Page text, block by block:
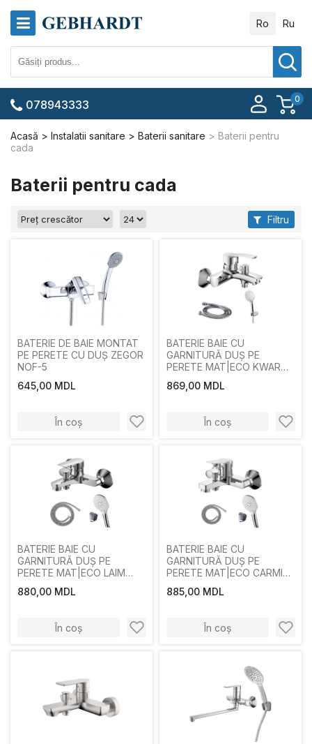
Ro Ru
0
078943333
Acasă Instalatii sanitare Baterii sanitare
Baterii pentru
cada
Baterii pentru cada
Filtru
BATERIE DE BAIE MONTAT
PE PERETE CU DUȘ ZEGOR
NOF-5
645,00 MDL
În coș
BATERIE BAIE CU
GARNITURĂ DUȘ PE
PERETE MAT|ECO KWARC
869,00 MDL
În coș
BATERIE BAIE CU
GARNITURĂ DUȘ PE
PERETE MAT|ECO LAIM
880,00 MDL
În coș
BATERIE BAIE CU
GARNITURĂ DUȘ PE
PERETE MAT|ECO CARMIN
885,00 MDL
În coș